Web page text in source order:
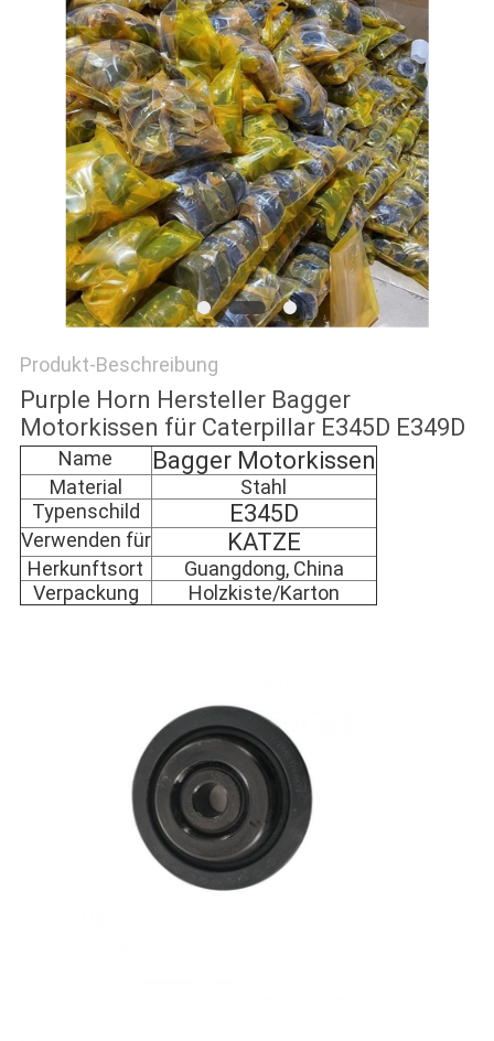
ZITAT
NEWS
SITEMAP
PRIVACY
POLICY
Produkt-Beschreibung
Purple Horn Hersteller Bagger
Motorkissen für Caterpillar E345D E349D
Name Bagger Motorkissen
Material
Stahl
Typenschild
E345D
Verwenden für KATZE
Herkunftsort
Guangdong, China
Verpackung
Holzkiste/Karton